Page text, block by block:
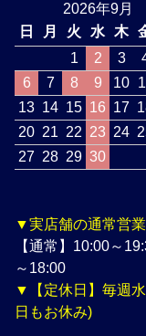
2026年9月
日
月 火 水 木
1
2 3
6
7 8 9 10
13 14 15 16 17
20 21 22 23 24
27 28 29 30
▼実店舗の通常営
【通常】10:00
～18:00
▼【定休日】毎週
日もお休み)